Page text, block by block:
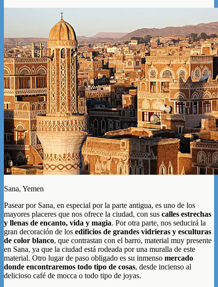
Sana, Yemen
Pasear por Sana, en especial por la parte antigua, es uno de los
mayores placeres que nos ofrece la ciudad, con sus calles estrechas
y llenas de encanto, vida y magia. Por otra parte, nos seducirá la
gran decoración de los edificios de grandes vidrieras y esculturas
de color blanco, que contrastan con el barro, material muy presente
en Sana, ya que la ciudad está rodeada por una muralla de este
material. Otro lugar de paso obligado es su inmenso mercado
donde encontraremos todo tipo de cosas, desde incienso al
delicioso café de mocca o todo tipo de joyas.